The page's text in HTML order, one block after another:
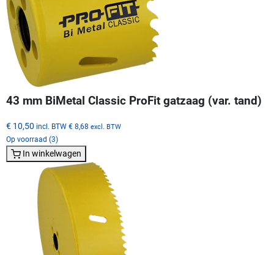
43 mm BiMetal Classic ProFit gatzaag (var. tand)
€ 10,50 incl. BTW € 8,68 excl. BTW
Op voorraad (3)
In winkelwagen